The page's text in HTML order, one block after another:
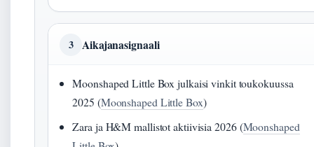
3 Aikajanasignaali
Moonshaped Little Box julkaisi vinkit toukokuussa
2025 (Moonshaped Little Box)
Zara ja H&M mallistot aktiivisia 2026 (Moonshaped